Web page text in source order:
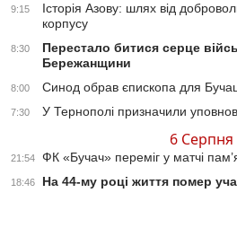
9:15
Історія Азову: шлях від
корпусу
8:30
Перестало битися серце
Бережанщини
8:00 Синод обрав єпископа для
7:30 У Тернополі призначили
6 Серпня
21:54 ФК «Бучач» переміг у матчі
18:46 На 44-му році життя помер